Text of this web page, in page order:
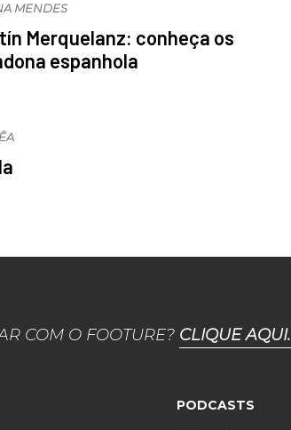
MENDES
Merquelanz: conheça os
espanhola
COM O FOOTURE? CLIQUE AQUI.
PODCASTS